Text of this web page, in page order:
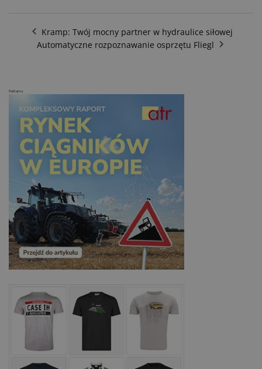
Kramp: Twój mocny partner w hydraulice siłowej
Automatyczne rozpoznawanie osprzętu Fliegl
Reklama